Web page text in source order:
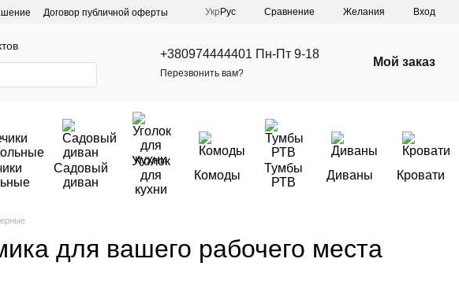
Договор публичной оферты
Укр Рус Сравнение Желания Вход
+380974444401 Пн-Пт 9-18
Перезвонить вам?
Мой заказ
Садовый
диван
Уголок
для
кухни
Комоды
Тумбы
РТВ
Диваны Кровати
для вашего рабочего места